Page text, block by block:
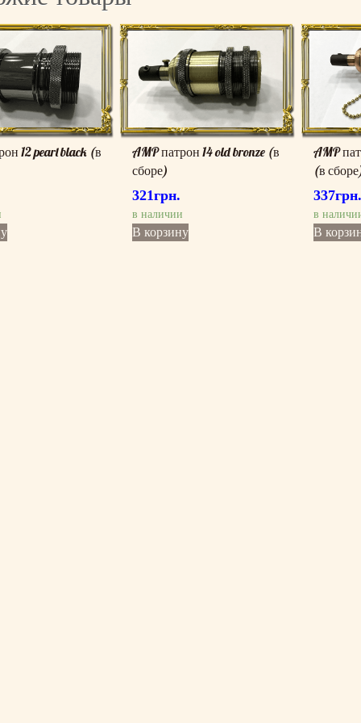
12 pearl black (в
AMP патрон 14 old bronze (в
сборе)
321грн.
в наличии
В корзину
AMP
(в
337грн.
в
В